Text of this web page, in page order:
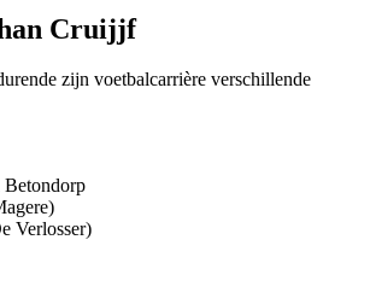
Cruijjf
zijn voetbalcarrière verschillende
Betondorp
Verlosser)